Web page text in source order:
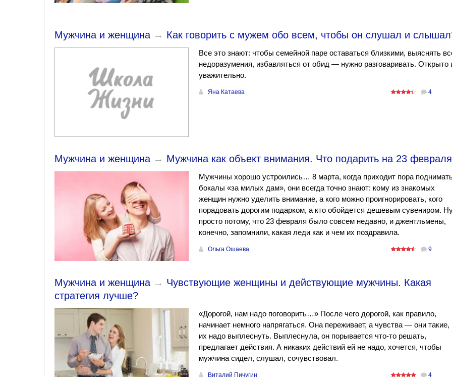
Мужчина и женщина → Как говорить с мужем обо всем, чтобы он слушал и
Все это знают: чтобы семейной паре оставаться близкими, выяснять
недоразумения, избавляться от обид — нужно разговаривать. Открыто
уважительно.
Яна Катаева 4
Мужчина и женщина → Мужчина как объект внимания. Что подарить на 23
Мужчины хорошо устроились… 8 марта, когда приходит пора
бокалы «за милых дам», они всегда точно знают: кому из знакомых
женщин нужно уделить внимание, а кого можно проигнорировать, кого
порадовать дорогим подарком, а кто обойдется дешевым сувениром.
просто потому, что 23 февраля было совсем недавно, и джентльмены,
конечно, запомнили, какая леди как и чем их поздравила.
Ольга Ошаева 9
Мужчина и женщина → Чувствующие женщины и действующие мужчины. Какая
стратегия лучше?
«Дорогой, нам надо поговорить…» После чего дорогой, как правило,
начинает немного напрягаться. Она переживает, а чувства — они такие,
их надо выплеснуть. Выплеснула, он порывается что-то решать,
предлагает действия. А никаких действий ей не надо, хочется, чтобы
мужчина сидел, слушал, сочувствовал.
Виталий Пичугин 4